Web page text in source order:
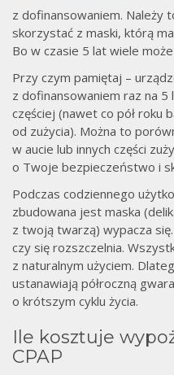
z dofinansowaniem. Należy
skorzystać z maski, którą
Bo w czasie 5 lat wiele
Przy czym pamiętaj –
z dofinansowaniem raz na 5
częściej (nawet co pół roku
od zużycia). Można to
w aucie lub innych części
o Twoje bezpieczeństwo i
Podczas codziennego
zbudowana jest maska
z twoją twarzą) wypacza
czy się rozszczelnia.
z naturalnym użyciem.
ustanawiają półroczną
o krótszym cyklu życia.
Ile kosztuje
CPAP